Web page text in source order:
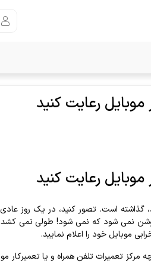
گذاشته است. تصور کنید، در یک روز
نمی شود که نمی شود! طولی نمی کشد
موبایل خود را اعلام نمایید.
تعمیرات تلفن همراه و یا تعمیرکار